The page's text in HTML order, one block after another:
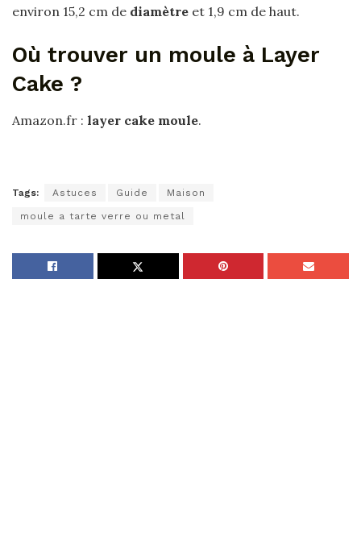
environ 15,2 cm de diamètre et 1,9 cm de haut.
Où trouver un moule à Layer
Cake ?
Amazon.fr : layer cake moule.
Tags: Astuces Guide Maison
moule a tarte verre ou metal